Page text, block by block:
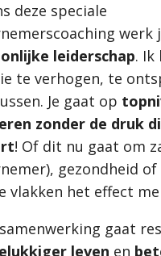
deze speciale
werk
leiderschap. Ik
te verhogen, te
Je gaat op
zonder de druk
! Of dit nu gaat om
gezondheid
vlakken het effect
gaat
leven en